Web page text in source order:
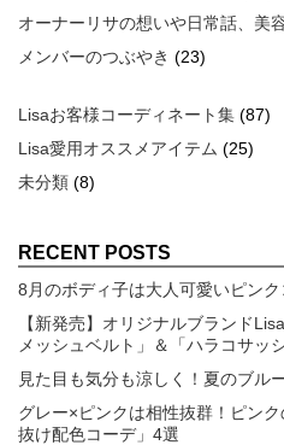
オーナーリサの想いや日常話、美
メンバーのつぶやき (23)
Lisaお客様コーディネート集 (87)
Lisa愛用オススメアイテム (25)
未分類 (8)
RECENT POSTS
8月のボディ子は大人可愛いピン
【新発売】オリジナルブランド
メッシュベルト」＆「ハラコサッ
見た目も気分も涼しく！夏のブル
グレー×ピンクは相性抜群！ピン
抜け配色コーデ」4選